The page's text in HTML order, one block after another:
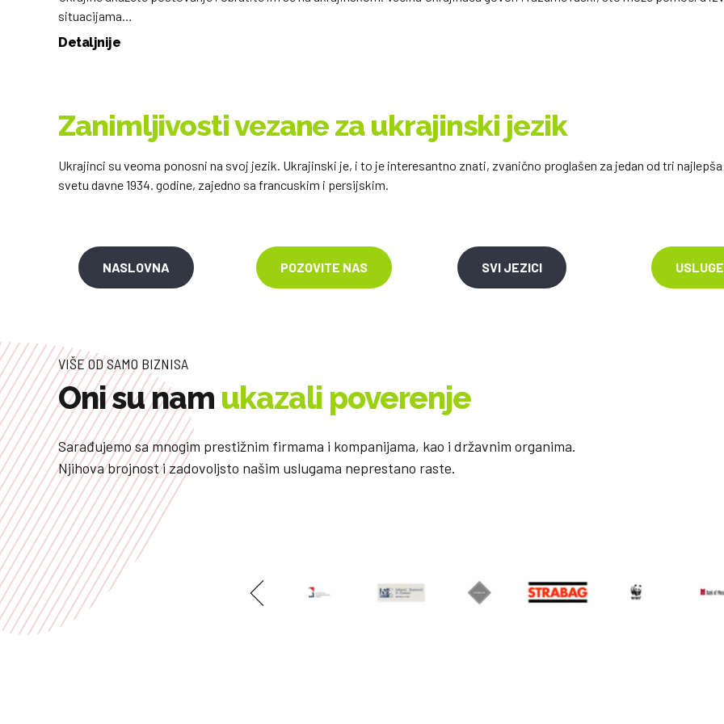
situacijama…
Detaljnije
Zanimljivosti vezane za ukrajinski jezik
Ukrajinci su veoma ponosni na svoj jezik. Ukrajinski je, i to je interesantno znati, zvanično proglašen za jedan od tri
svetu davne 1934. godine, zajedno sa francuskim i persijskim.
NASLOVNA POZOVITE NAS SVI JEZICI USLUGE
VIŠE OD SAMO BIZNISA
Oni su nam ukazali poverenje
Sarađujemo sa mnogim prestižnim firmama i kompanijama, kao i državnim organima.
Njihova brojnost i zadovoljsto našim uslugama neprestano raste.